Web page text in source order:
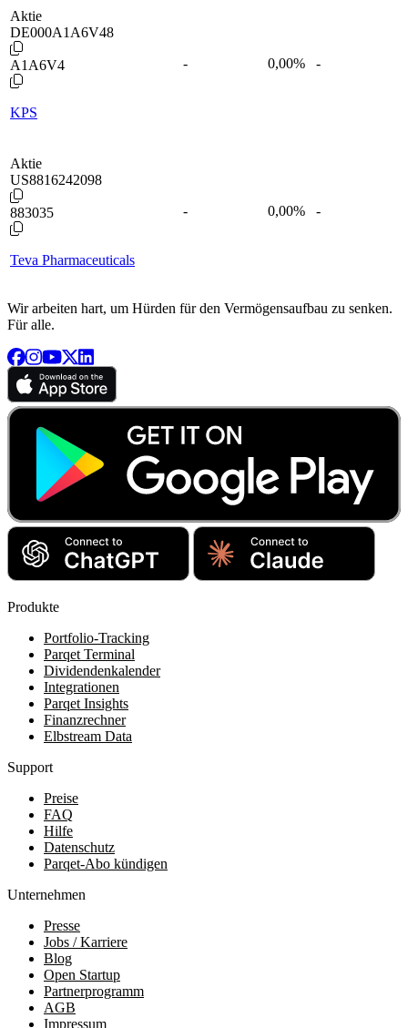
Aktie
DE000A1A6V48
A1A6V4
KPS
- 0,00% -
Aktie
US8816242098
883035
Teva Pharmaceuticals
- 0,00% -
Wir arbeiten hart, um Hürden für den Vermögensaufbau zu senken.
Für alle.
Produkte
Portfolio-Tracking
Parqet Terminal
Dividendenkalender
Integrationen
Parqet Insights
Finanzrechner
Elbstream Data
Support
Preise
FAQ
Hilfe
Datenschutz
Parqet-Abo kündigen
Unternehmen
Presse
Jobs / Karriere
Blog
Open Startup
Partnerprogramm
AGB
Impressum